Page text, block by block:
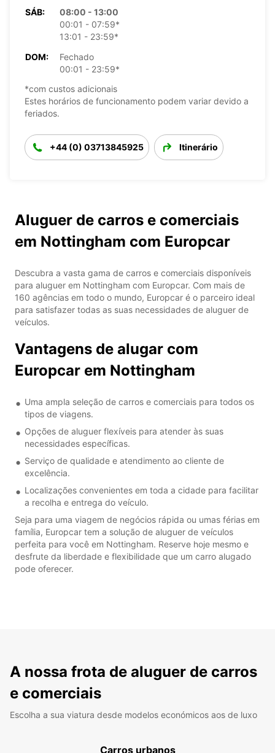
SÁB:
08:00 - 13:00
00:01 - 07:59*
13:01 - 23:59*
DOM:
Fechado
00:01 - 23:59*
*com custos adicionais
Estes horários de funcionamento podem variar devido a
feriados.
+44 (0) 03713845925 Itinerário
Aluguer de carros e comerciais
em Nottingham com Europcar
Descubra a vasta gama de carros e comerciais disponíveis
para aluguer em Nottingham com Europcar. Com mais de
160 agências em todo o mundo, Europcar é o parceiro ideal
para satisfazer todas as suas necessidades de aluguer de
veículos.
Vantagens de alugar com
Europcar em Nottingham
Uma ampla seleção de carros e comerciais para todos os
tipos de viagens.
Opções de aluguer flexíveis para atender às suas
necessidades específicas.
Serviço de qualidade e atendimento ao cliente de
excelência.
Localizações convenientes em toda a cidade para facilitar
a recolha e entrega do veículo.
Seja para uma viagem de negócios rápida ou umas férias em
família, Europcar tem a solução de aluguer de veículos
perfeita para você em Nottingham. Reserve hoje mesmo e
desfrute da liberdade e flexibilidade que um carro alugado
pode oferecer.
A nossa frota de aluguer de carros
e comerciais
Escolha a sua viatura desde modelos económicos aos de luxo
Carros urbanos